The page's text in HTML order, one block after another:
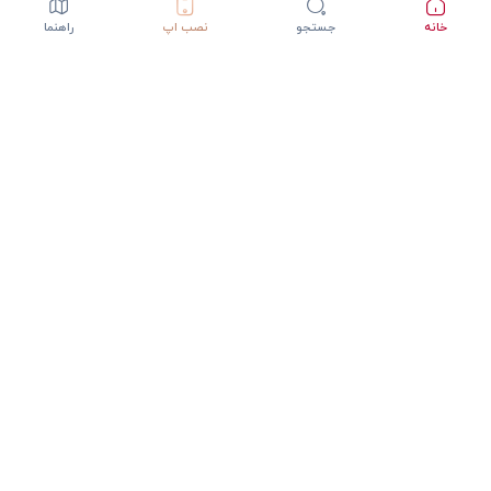
خانه جستجو نصب اپ راهنما